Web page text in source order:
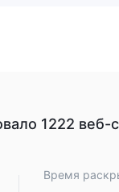
клиентов не
？
в Сент-
не подлежит
риски для
1222
Время